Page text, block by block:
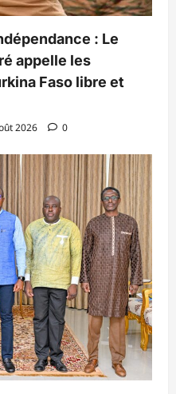
: Le
appelle les
Faso libre et
2026 0